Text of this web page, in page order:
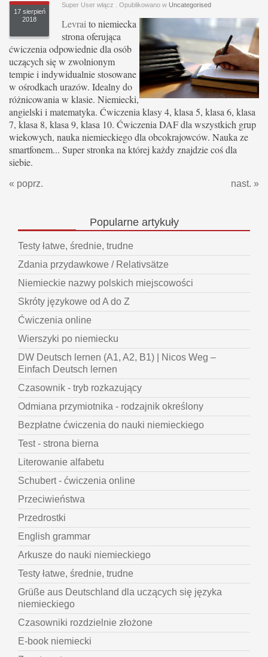
Super User włącz
17 sierpień
2018
. Opublikowano w Uncategorised
Levrai to niemiecka
strona oferująca
ćwiczenia odpowiednie dla osób
uczących się w zwolnionym
tempie i indywidualnie stosowane
w ośrodkach urazów. Idealny do
różnicowania w klasie. Niemiecki,
angielski i matematyka. Ćwiczenia klasy 4, klasa 5, klasa 6, klasa
7, klasa 8, klasa 9, klasa 10. Ćwiczenia DAF dla wszystkich grup
wiekowych, nauka niemieckiego dla obcokrajowców. Nauka ze
smartfonem... Super stronka na której każdy znajdzie coś dla
siebie.
« poprz. nast. »
Popularneartykuły
Testy łatwe, średnie, trudne
Zdania przydawkowe / Relativsätze
Niemieckie nazwy polskich miejscowości
Skróty językowe od A do Z
Ćwiczenia online
Wierszyki po niemiecku
DW Deutsch lernen (A1, A2, B1) | Nicos Weg –
Einfach Deutsch lernen
Czasownik - tryb rozkazujący
Odmiana przymiotnika - rodzajnik określony
Bezpłatne ćwiczenia do nauki niemieckiego
Test - strona bierna
Literowanie alfabetu
Schubert - ćwiczenia online
Przeciwieństwa
Przedrostki
English grammar
Arkusze do nauki niemieckiego
Testy łatwe, średnie, trudne
Grüße aus Deutschland dla uczących się języka
niemieckiego
Czasowniki rozdzielnie złożone
E-book niemiecki